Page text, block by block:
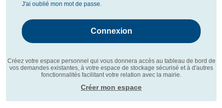
J'ai oublié mon mot de passe.
Créez votre espace personnel qui vous donnera accès au tableau de bord de
vos demandes existantes, à votre espace de stockage sécurisé et à d'autres
fonctionnalités facilitant votre relation avec la mairie.
Créer mon espace